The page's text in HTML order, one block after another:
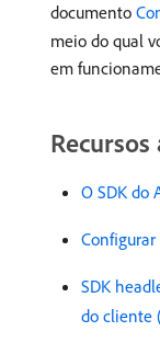
documento
meio do qual
em
O SDK do
SDK
do cliente